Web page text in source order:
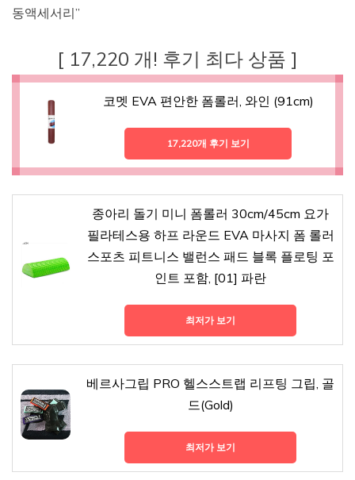
동액세서리”
[ 17,220 개! 후기 최다 상품 ]
코멧 EVA 편안한 폼롤러, 와인 (91cm)
17,220개 후기 보기
종아리 돌기 미니 폼롤러 30cm/45cm 요가
필라테스용 하프 라운드 EVA 마사지 폼 롤러
스포츠 피트니스 밸런스 패드 블록 플로팅 포
인트 포함, [01] 파란
최저가 보기
베르사그립 PRO 헬스스트랩 리프팅 그립, 골
드(Gold)
최저가 보기